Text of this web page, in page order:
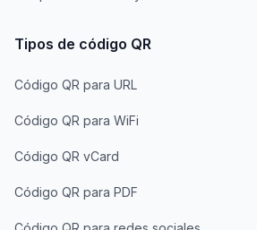
Tipos de código QR
Código QR para URL
Código QR para WiFi
Código QR vCard
Código QR para PDF